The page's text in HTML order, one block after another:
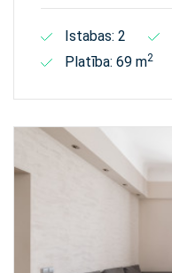
Istabas: 2
Platība: 69 m2